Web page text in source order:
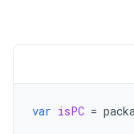
var isPC =